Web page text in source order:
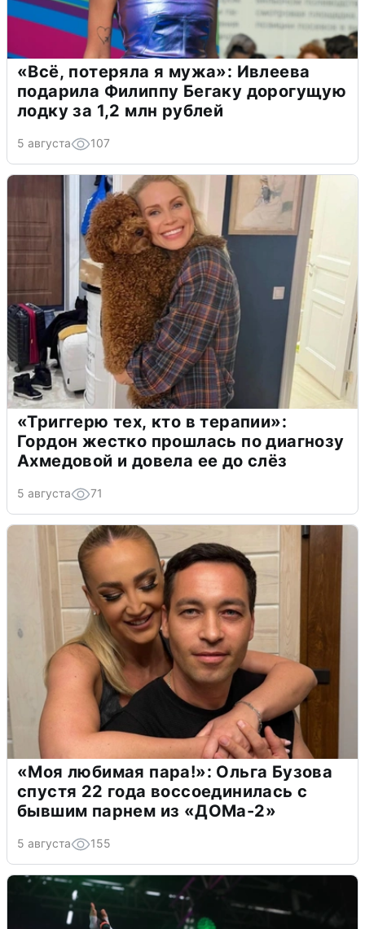
«Всё, потеряла я мужа»: Ивлеева
подарила Филиппу Бегаку дорогущую
лодку за 1,2 млн рублей
5 августа 107
«Триггерю тех, кто в терапии»:
Гордон жестко прошлась по диагнозу
Ахмедовой и довела ее до слёз
5 августа 71
«Моя любимая пара!»: Ольга Бузова
спустя 22 года воссоединилась с
бывшим парнем из «ДОМа-2»
5 августа 155